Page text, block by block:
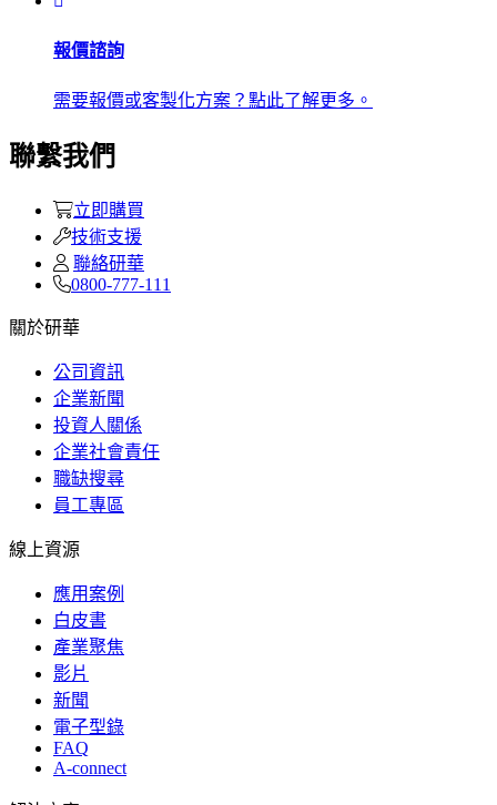
報價諮詢
需要報價或客製化方案？點此了解更多。
聯繫我們
立即購買
技術支援
聯絡研華
0800-777-111
關於研華
公司資訊
企業新聞
投資人關係
企業社會責任
職缺搜尋
員工專區
線上資源
應用案例
白皮書
產業聚焦
影片
新聞
電子型錄
FAQ
A-connect